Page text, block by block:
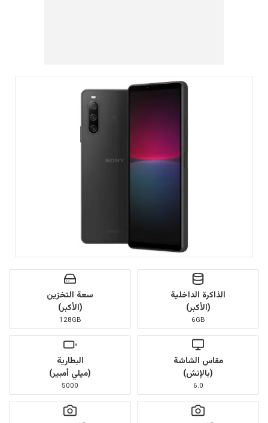
الذاكرة الداخلية
(الأكبر)
6GB
سعة التخزين
(الأكبر)
128GB
مقاس الشاشة
(بالإنش)
6.0
البطارية
(ميلي أمبير)
5000